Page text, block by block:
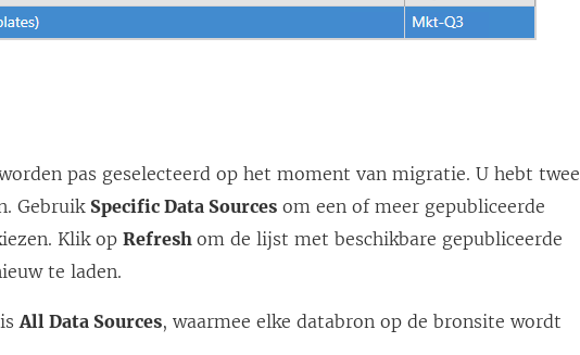
pas geselecteerd op het moment van migratie. U hebt twee
Gebruik Specific Data Sources om een of meer gepubliceerde
Klik opRefreshom de lijst met beschikbare gepubliceerde
te laden.
isAll Data Sources, waarmee elke databron op de bronsite wordt